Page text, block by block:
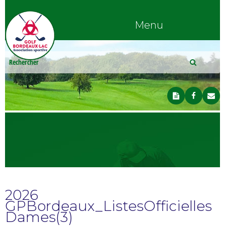
Menu
2026
GPBordeaux_ListesOfficielles
Dames(3)